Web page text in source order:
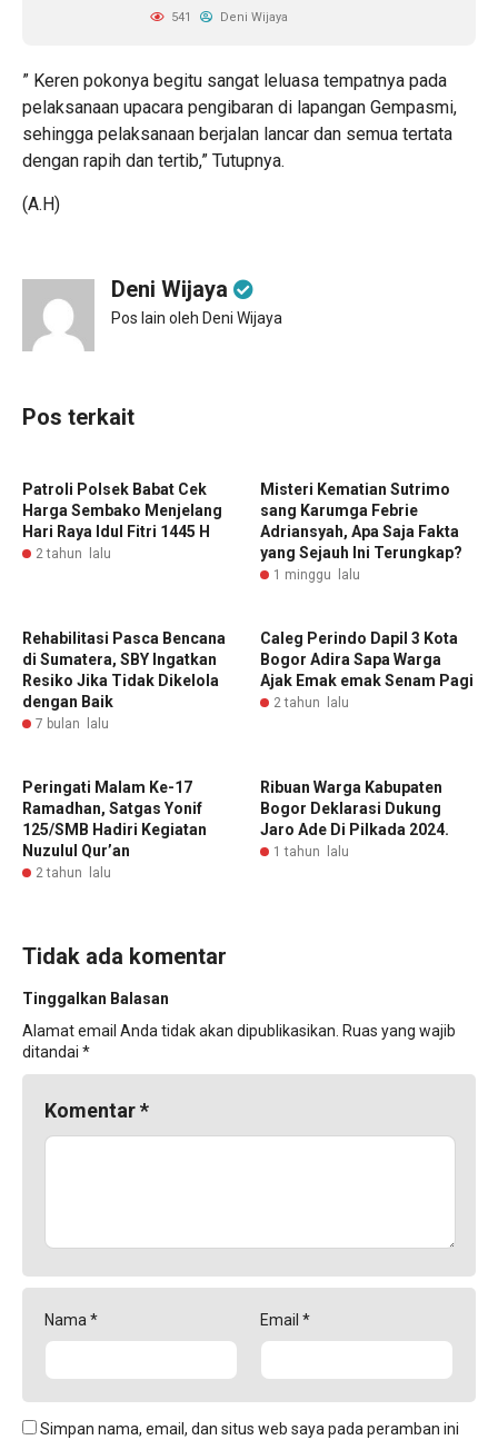
541 Deni Wijaya
” Keren pokonya begitu sangat leluasa tempatnya pada
pelaksanaan upacara pengibaran di lapangan Gempasmi,
sehingga pelaksanaan berjalan lancar dan semua tertata
dengan rapih dan tertib,” Tutupnya.
(A.H)
Deni Wijaya
Pos lain oleh Deni Wijaya
Pos terkait
Patroli Polsek Babat Cek
Harga Sembako Menjelang
Hari Raya Idul Fitri 1445 H
2 tahun lalu
Misteri Kematian Sutrimo
sang Karumga Febrie
Adriansyah, Apa Saja Fakta
yang Sejauh Ini Terungkap?
1 minggu lalu
Rehabilitasi Pasca Bencana
di Sumatera, SBY Ingatkan
Resiko Jika Tidak Dikelola
dengan Baik
7 bulan lalu
Caleg Perindo Dapil 3 Kota
Bogor Adira Sapa Warga
Ajak Emak emak Senam Pagi
2 tahun lalu
Peringati Malam Ke-17
Ramadhan, Satgas Yonif
125/SMB Hadiri Kegiatan
Nuzulul Qur’an
2 tahun lalu
Ribuan Warga Kabupaten
Bogor Deklarasi Dukung
Jaro Ade Di Pilkada 2024.
1 tahun lalu
Tidak ada komentar
Tinggalkan Balasan
Alamat email Anda tidak akan dipublikasikan. Ruas yang wajib
ditandai *
Komentar*
Nama * Email *
Simpan nama, email, dan situs web saya pada peramban ini